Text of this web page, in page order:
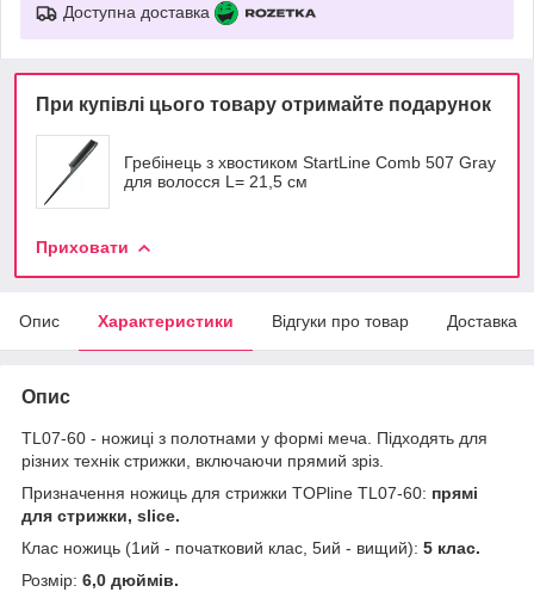
Доступна доставка
При купівлі цього товару отримайте подарунок
Гребінець з хвостиком StartLine Comb 507 Gray
для волосся L= 21,5 см
Приховати
Опис Характеристики Відгуки про товар Доставка
Опис
TL07-60 - ножиці з полотнами у формі меча. Підходять для
різних технік стрижки, включаючи прямий зріз.
Призначення ножиць для стрижки TOPline TL07-60: прямі
для стрижки, slice.
Клас ножиць (1ий - початковий клас, 5ий - вищий): 5 клас.
Розмір: 6,0 дюймів.